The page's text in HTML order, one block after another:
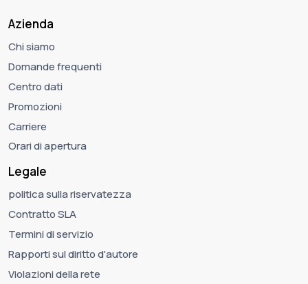
Azienda
Chi siamo
Domande frequenti
Centro dati
Promozioni
Carriere
Orari di apertura
Legale
politica sulla riservatezza
Contratto SLA
Termini di servizio
Rapporti sul diritto d'autore
Violazioni della rete